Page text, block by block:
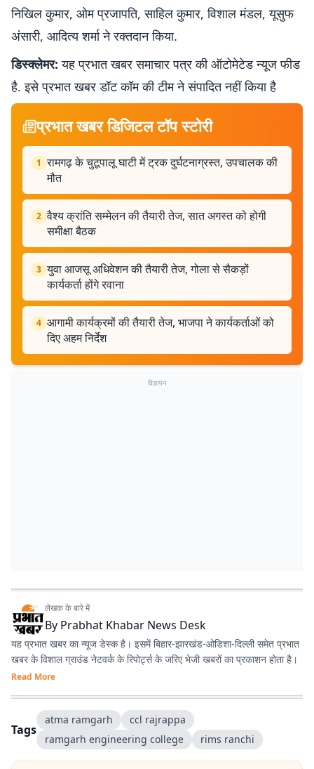
निखिल कुमार, ओम प्रजापति, साहिल कुमार, विशाल मंडल, यूसुफ
अंसारी, आदित्य शर्मा ने रक्तदान किया.
डिस्क्लेमर: यह प्रभात खबर समाचार पत्र की ऑटोमेटेड न्यूज फीड
है. इसे प्रभात खबर डॉट कॉम की टीम ने संपादित नहीं किया है
प्रभात खबर डिजिटल टॉप स्टोरी
1 रामगढ़ के चुटूपालू घाटी में ट्रक दुर्घटनाग्रस्त, उपचालक की
मौत
2 वैश्य क्रांति सम्मेलन की तैयारी तेज, सात अगस्त को होगी
समीक्षा बैठक
3 युवा आजसू अधिवेशन की तैयारी तेज, गोला से सैकड़ों
कार्यकर्ता होंगे रवाना
4 आगामी कार्यक्रमों की तैयारी तेज, भाजपा ने कार्यकर्ताओं को
दिए अहम निर्देश
विज्ञापन
लेखक के बारे में
By Prabhat Khabar News Desk
यह प्रभात खबर का न्यूज डेस्क है। इसमें बिहार-झारखंड-ओडिशा-दिल्‍ली समेत प्रभात
खबर के विशाल ग्राउंड नेटवर्क के रिपोर्ट्स के जरिए भेजी खबरों का प्रकाशन होता है।
Read More
Tags
atma ramgarh
ccl rajrappa
ramgarh engineering college
rims ranchi